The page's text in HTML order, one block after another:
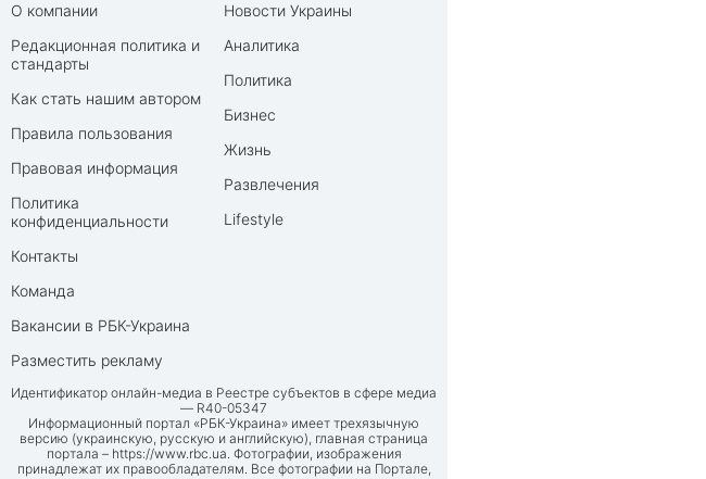
О компании
Редакционная политика и
стандарты
Как стать нашим автором
Правила пользования
Правовая информация
Политика
конфиденциальности
Контакты
Команда
Вакансии в РБК-Украина
Разместить рекламу
Новости Украины
Аналитика
Политика
Бизнес
Жизнь
Развлечения
Lifestyle
Идентификатор онлайн-медиа в Реестре субъектов в сфере медиа
— R40-05347
Информационный портал «РБК-Украина» имеет трехязычную
версию (украинскую, русскую и английскую), главная страница
портала – https://www.rbc.ua. Фотографии, изображения
принадлежат их правообладателям. Все фотографии на Портале,